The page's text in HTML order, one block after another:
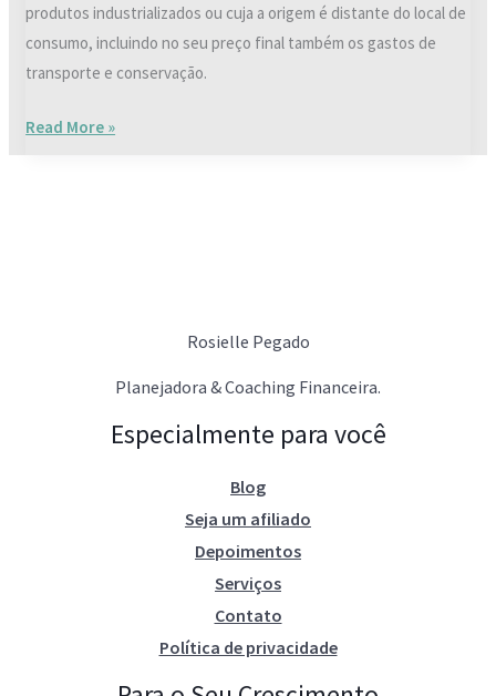
produtos industrializados ou cuja a origem é distante do local de
consumo, incluindo no seu preço final também os gastos de
transporte e conservação.
Read More »
Rosielle Pegado
Planejadora & Coaching Financeira.
Especialmente para você
Blog
Seja um afiliado
Depoimentos
Serviços
Contato
Política de privacidade